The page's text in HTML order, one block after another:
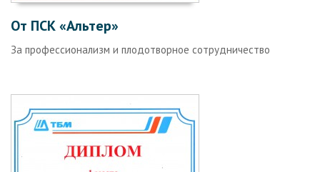
От ПСК «Альтер»
За профессионализм и плодотворное сотрудничество